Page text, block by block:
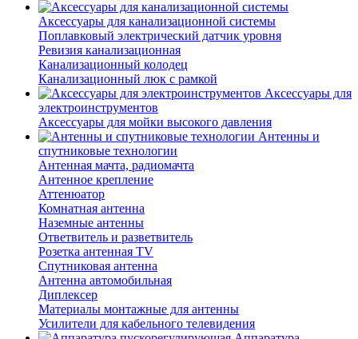
Аксессуары для канализационной системы
Поплавковый электрический датчик уровня
Ревизия канализационная
Канализационный колодец
Канализационный люк с рамкой
Аксессуары для
электроинструментов
Аксессуары для мойки высокого давления
Антенны и
спутниковые технологии
Антенная мачта, радиомачта
Антенное крепление
Аттенюатор
Комнатная антенна
Наземные антенны
Ответвитель и разветвитель
Розетка антенная TV
Спутниковая антенна
Антенна автомобильная
Диплексер
Материалы монтажные для антенны
Усилители для кабельного телевидения